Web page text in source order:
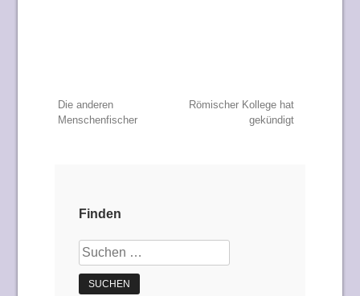
Beitragsnavigation
Die anderen
Menschenfischer
Römischer Kollege hat
gekündigt
Finden
Suchen
nach: